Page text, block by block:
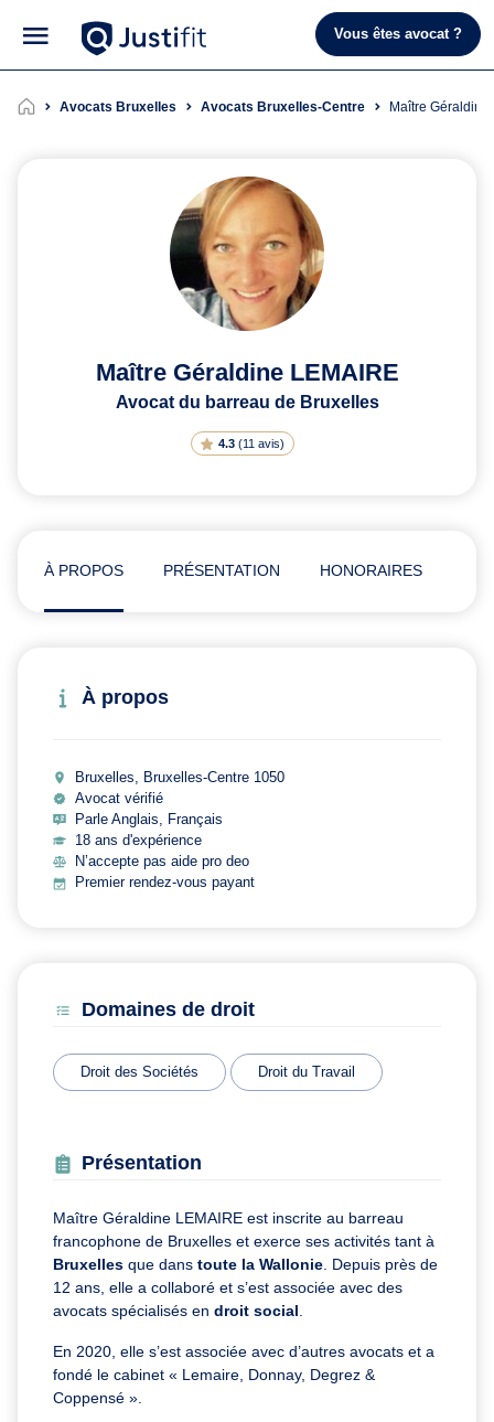
Vous êtes avocat ?
Avocats Bruxelles Avocats Bruxelles-Centre Maître
Maître Géraldine LEMAIRE
Avocat du barreau de Bruxelles
4.3(11 avis)
À PROPOS PRÉSENTATION HONORAIRES
À propos
Bruxelles, Bruxelles-Centre 1050
Avocat vérifié
Parle Anglais, Français
18 ans d'expérience
N’accepte pas aide pro deo
Premier rendez-vous payant
Domaines de droit
Droit des Sociétés Droit du Travail
Présentation
Maître Géraldine LEMAIRE est inscrite au barreau
francophone de Bruxelles et exerce ses activités tant à
Bruxelles que dans toute la Wallonie. Depuis près de
12 ans, elle a collaboré et s’est associée avec des
avocats spécialisés en droit social.
En 2020, elle s’est associée avec d’autres avocats et a
fondé le cabinet « Lemaire, Donnay, Degrez &
Coppensé ».